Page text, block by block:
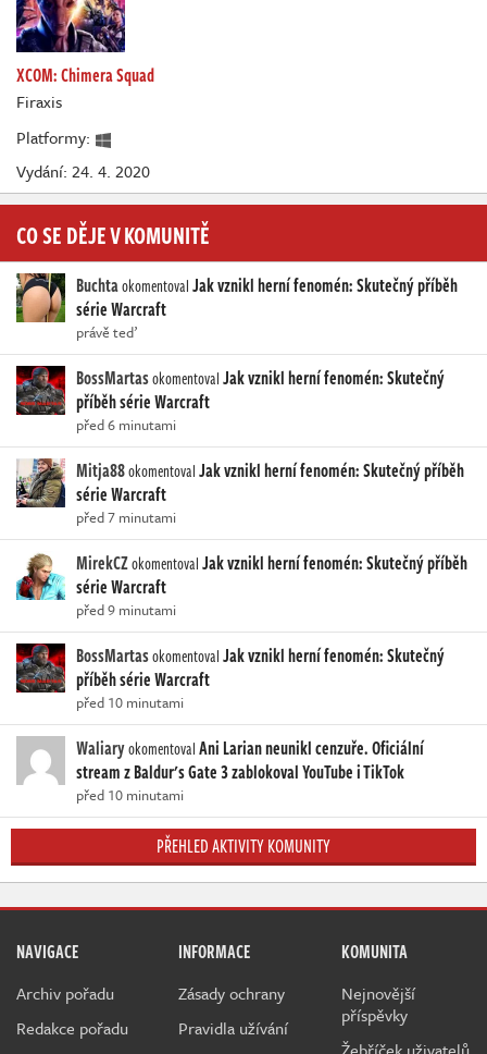
XCOM: Chimera Squad
Firaxis
Platformy:
Vydání: 24. 4. 2020
CO SE DĚJE V KOMUNITĚ
BuchtaokomentovalJak vznikl herní fenomén: Skutečný příběh
série Warcraft
právě teď
BossMartasokomentovalJak vznikl herní fenomén: Skutečný
příběh série Warcraft
před 6 minutami
Mitja88okomentovalJak vznikl herní fenomén: Skutečný příběh
série Warcraft
před 7 minutami
MirekCZokomentovalJak vznikl herní fenomén: Skutečný příběh
série Warcraft
před 9 minutami
BossMartasokomentovalJak vznikl herní fenomén: Skutečný
příběh série Warcraft
před 10 minutami
WaliaryokomentovalAni Larian neunikl cenzuře. Oficiální
stream z Baldur's Gate 3 zablokoval YouTube i TikTok
před 10 minutami
PŘEHLED AKTIVITY KOMUNITY
NAVIGACE
Archiv pořadu
Redakce pořadu
INFORMACE
Zásady ochrany
Pravidla užívání
KOMUNITA
Nejnovější
příspěvky
Žebříček uživatelů